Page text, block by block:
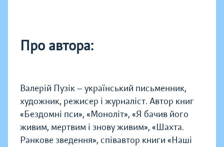
Про автора:
Валерій Пузік — український письменник,
художник, режисер і журналіст. Автор книг
«Бездомні пси», «Моноліт», «Я бачив його
живим, мертвим і знову живим», «Шахта.
Ранкове зведення», співавтор книги «Наші